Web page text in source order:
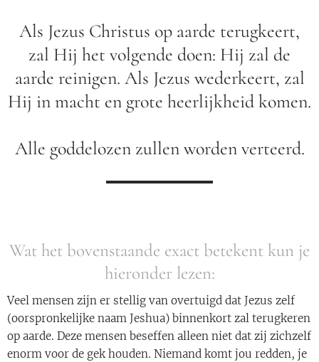
Als Jezus Christus op aarde terugkeert,
zal Hij het volgende doen: Hij zal de
aarde reinigen. Als Jezus wederkeert, zal
Hij in macht en grote heerlijkheid komen.
Alle goddelozen zullen worden verteerd.
Wat het bovenstaande exact betekent kun je
hieronder lezen:
Veel mensen zijn er stellig van overtuigd dat Jezus zelf
(oorspronkelijke naam Jeshua) binnenkort zal terugkeren
op aarde. Deze mensen beseffen alleen niet dat zij zichzelf
enorm voor de gek houden. Niemand komt jou redden, je